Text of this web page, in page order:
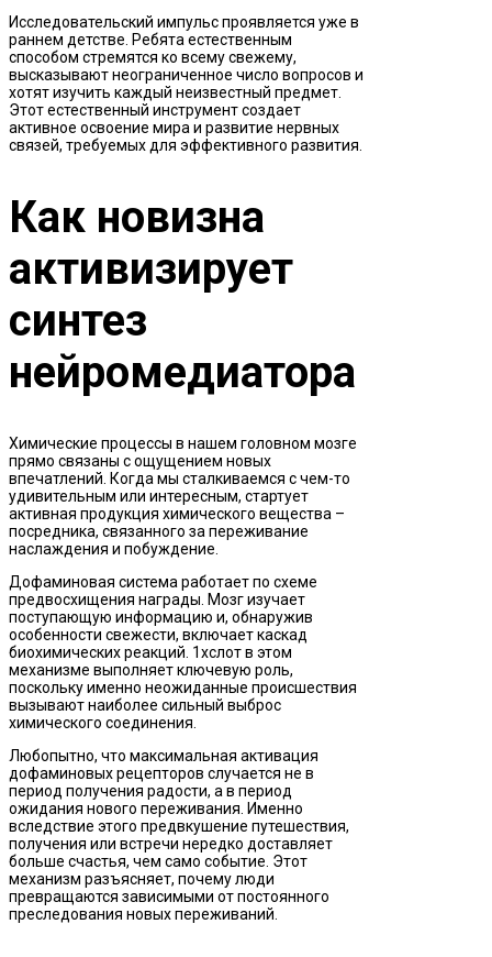
Исследовательский импульс проявляется уже в
раннем детстве. Ребята естественным
способом стремятся ко всему свежему,
высказывают неограниченное число вопросов и
хотят изучить каждый неизвестный предмет.
Этот естественный инструмент создает
активное освоение мира и развитие нервных
связей, требуемых для эффективного развития.
Как новизна
активизирует
синтез
нейромедиатора
Химические процессы в нашем головном мозге
прямо связаны с ощущением новых
впечатлений. Когда мы сталкиваемся с чем-то
удивительным или интересным, стартует
активная продукция химического вещества –
посредника, связанного за переживание
наслаждения и побуждение.
Дофаминовая система работает по схеме
предвосхищения награды. Мозг изучает
поступающую информацию и, обнаружив
особенности свежести, включает каскад
биохимических реакций. 1хслот в этом
механизме выполняет ключевую роль,
поскольку именно неожиданные происшествия
вызывают наиболее сильный выброс
химического соединения.
Любопытно, что максимальная активация
дофаминовых рецепторов случается не в
период получения радости, а в период
ожидания нового переживания. Именно
вследствие этого предвкушение путешествия,
получения или встречи нередко доставляет
больше счастья, чем само событие. Этот
механизм разъясняет, почему люди
превращаются зависимыми от постоянного
преследования новых переживаний.